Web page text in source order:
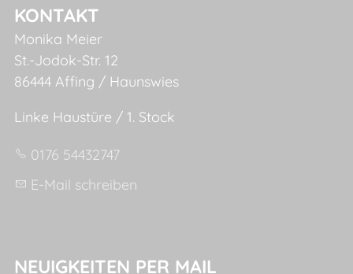
KONTAKT
Monika Meier
St.-Jodok-Str. 12
86444 Affing / Haunswies
Linke Haustüre / 1. Stock
0176 54432747
E-Mail schreiben
NEUIGKEITEN PER MAIL